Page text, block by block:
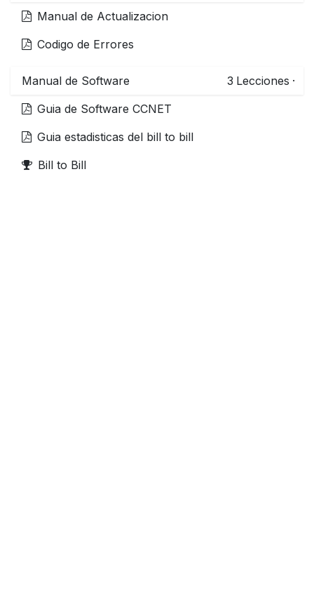
Manual de Actualizacion
Codigo de Errores
Manual de Software 3 Lecciones ·
Guia de Software CCNET
Guia estadisticas del bill to bill
Bill to Bill